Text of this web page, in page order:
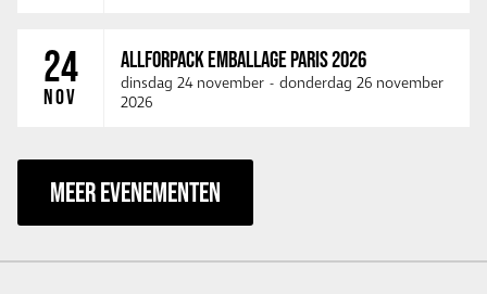
24
NOV
ALLFORPACK EMBALLAGE PARIS 2026
dinsdag 24 november - donderdag 26 november
2026
MEER EVENEMENTEN